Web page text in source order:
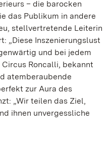
– die barocken
das Publikum in andere
stellvertretende Leiterin
„Diese Inszenierungslust
und bei jedem
Circus Roncalli, bekannt
atemberaubende
zur Aura des
„Wir teilen das Ziel,
ihnen unvergessliche